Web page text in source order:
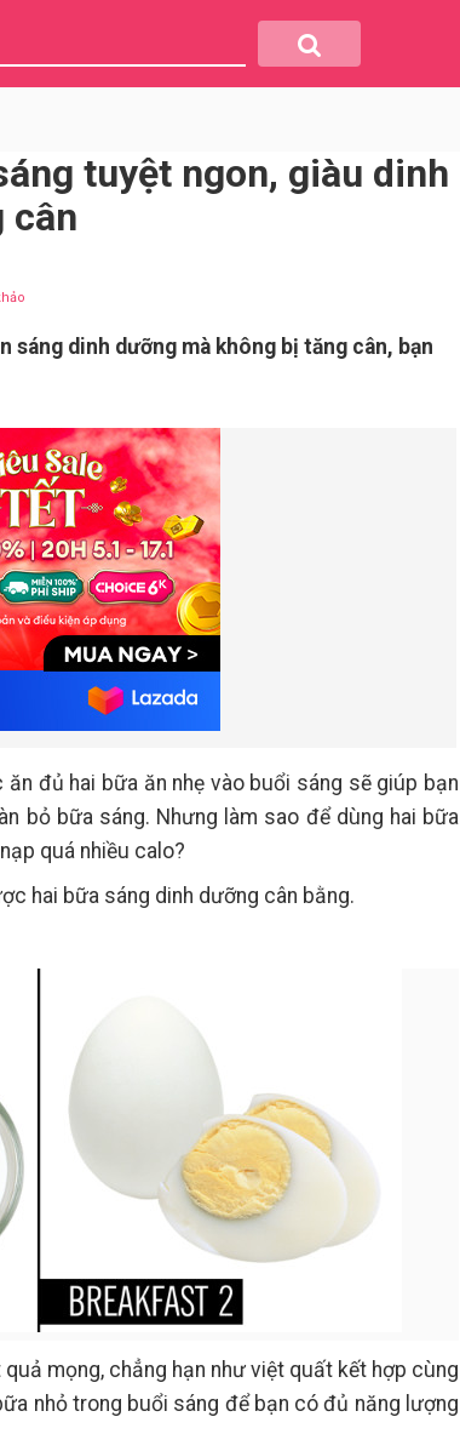
tuyệt ngon, giàu dinh
cân
sáng dinh dưỡng mà không bị tăng cân, bạn
đủ hai bữa ăn nhẹ vào buổi sáng sẽ giúp bạn
bỏ bữa sáng. Nhưng làm sao để dùng hai bữa
quá nhiều calo?
hai bữa sáng dinh dưỡng cân bằng.
mọng, chẳng hạn như việt quất kết hợp cùng
nhỏ trong buổi sáng để bạn có đủ năng lượng